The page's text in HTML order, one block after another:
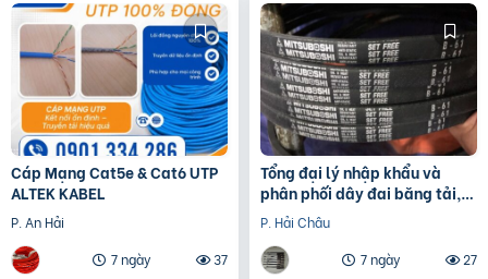
Cáp Mạng Cat5e & Cat6 UTP
ALTEK KABEL
P. An Hải
7 ngày
37
Tổng đại lý nhập khẩu và
phân phối dây đai băng tải,
dây Curoa các loại
P. Hải Châu
7 ngày
27